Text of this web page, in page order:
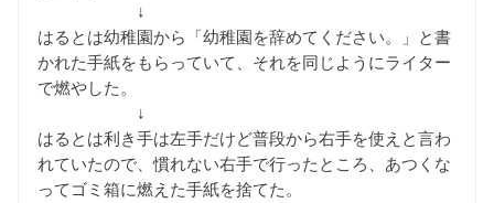
↓
はるとは幼稚園から「幼稚園を辞めてください。」と書
かれた手紙をもらっていて、それを同じようにライター
で燃やした。
↓
はるとは利き手は左手だけど普段から右手を使えと言わ
れていたので、慣れない右手で行ったところ、あつくな
ってゴミ箱に燃えた手紙を捨てた。